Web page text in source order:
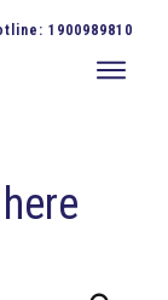
1900989810